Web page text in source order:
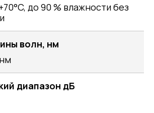
до 90 % влажности без
волн, нм
диапазон дБ